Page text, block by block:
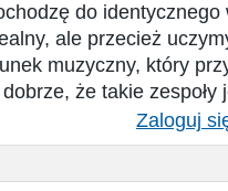
do identycznego
ale przecież
muzyczny, który
że takie
Zaloguj